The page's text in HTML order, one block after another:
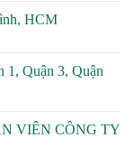
HCM
1, Quận 3, Quận
VIÊN CÔNG TY